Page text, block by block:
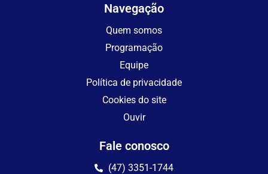
Navegação
Quem somos
Programação
Equipe
Política de privacidade
Cookies do site
Ouvir
Fale conosco
(47) 3351-1744